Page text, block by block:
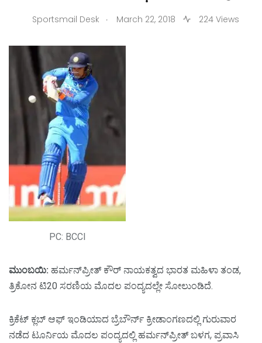
Sportsmail Desk . March 22, 2018 224 Views
PC: BCCI
ಮುಂಬಯಿ: ಹರ್ಮನ್‌ಪ್ರೀತ್ ಕೌರ್ ನಾಯಕತ್ವದ ಭಾರತ ಮಹಿಳಾ ತಂಡ,
ತ್ರಿಕೋನ ಟಿ20 ಸರಣಿಯ ಮೊದಲ ಪಂದ್ಯದಲ್ಲೇ ಸೋಲುಂಡಿದೆ.
ಕ್ರಿಕೆಟ್ ಕ್ಲಬ್ ಆಫ್ ಇಂಡಿಯಾದ ಬ್ರೆಬೌರ್ನ್ ಕ್ರೀಡಾಂಗಣದಲ್ಲಿ ಗುರುವಾರ
ನಡೆದ ಟೂರ್ನಿಯ ಮೊದಲ ಪಂದ್ಯದಲ್ಲಿ ಹರ್ಮನ್‌ಪ್ರೀತ್ ಬಳಗ, ಪ್ರವಾಸಿ